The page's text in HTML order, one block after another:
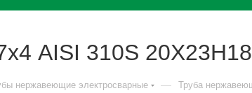
AISI 310S 20Х23Н18
нержавеющие электросварные — Труба